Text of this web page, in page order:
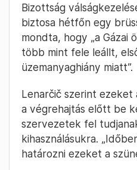
Bizottság
biztosa hétfőn egy
mondta, hogy „a Gázai
több mint fele leállt,
üzemanyaghiány miatt”.
Lenarčič szerint
a végrehajtás előtt be
szervezetek fel
kihasználásukra.
határozni ezeket a